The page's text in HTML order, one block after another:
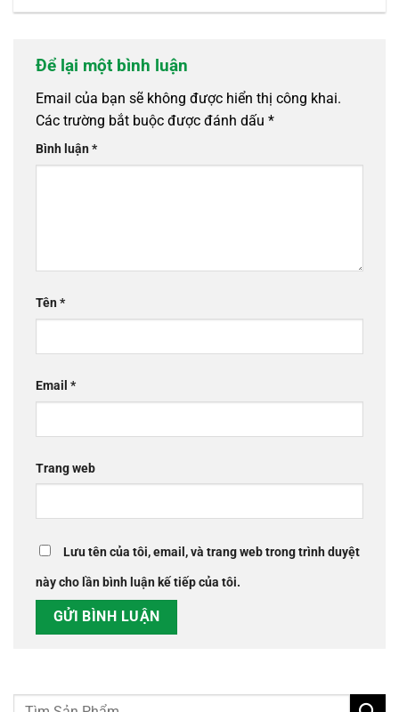
Để lại một bình luận
Email của bạn sẽ không được hiển thị công khai.
Các trường bắt buộc được đánh dấu *
Bình luận*
Tên*
Email *
Trang web
Lưu tên của tôi, email, và trang web trong trình duyệt
này cho lần bình luận kế tiếp của tôi.